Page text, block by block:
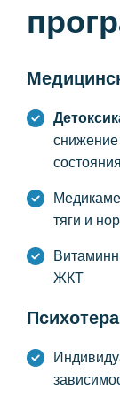
снижение
состояния
тяги и
ЖКТ